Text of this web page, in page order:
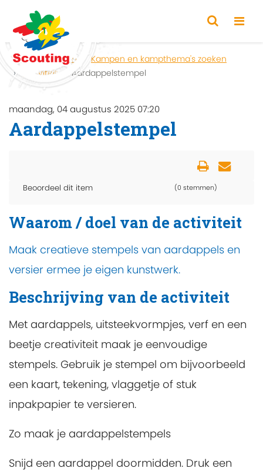
Home Zoeken
Kampen en kampthema's zoeken
Activiteit
Aardappelstempel
maandag, 04 augustus 2025 07:20
Aardappelstempel
Beoordeel dit item (0 stemmen)
Waarom / doel van de activiteit
Maak creatieve stempels van aardappels en
versier ermee je eigen kunstwerk.
Beschrijving van de activiteit
Met aardappels, uitsteekvormpjes, verf en een
beetje creativiteit maak je eenvoudige
stempels. Gebruik je stempel om bijvoorbeeld
een kaart, tekening, vlaggetje of stuk
inpakpapier te versieren.
Zo maak je aardappelstempels
Snijd een aardappel doormidden. Druk een